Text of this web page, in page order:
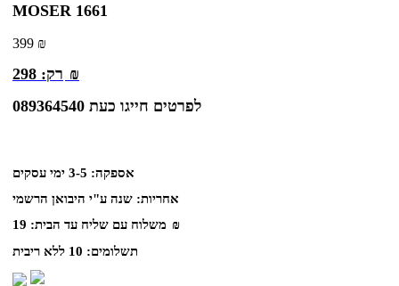
MOSER 1661
399 ₪
רק: 298
₪
לפרטים חייגו כעת 089364540
אספקה: 3-5 ימי עסקים
אחריות: שנה ע"י היבואן הרשמי
משלוח עם שליח עד הבית: 19
₪
תשלומים: 10 ללא ריבית